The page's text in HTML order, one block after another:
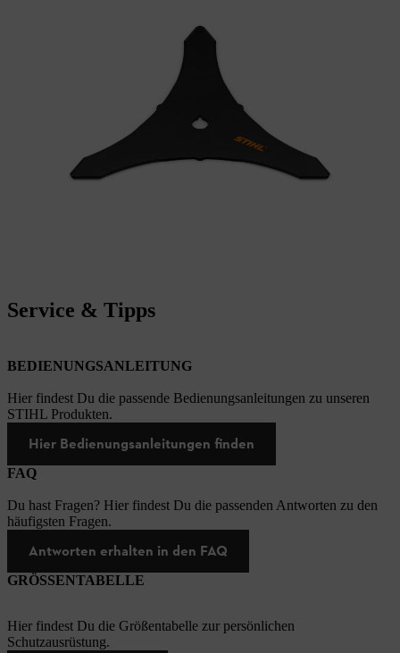
Service & Tipps
BEDIENUNGSANLEITUNG
Hier findest Du die passende Bedienungsanleitungen zu unseren
STIHL Produkten.
Hier Bedienungsanleitungen finden
FAQ
Du hast Fragen? Hier findest Du die passenden Antworten zu den
häufigsten Fragen.
Antworten erhalten in den FAQ
GRÖSSENTABELLE
Hier findest Du die Größentabelle zur persönlichen
Schutzausrüstung.